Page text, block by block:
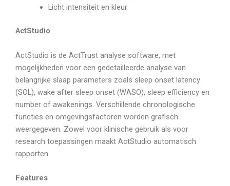
Licht intensiteit en kleur
ActStudio
ActStudio is de ActTrust analyse software, met
mogelijkheden voor een gedetailleerde analyse van
belangrijke slaap parameters zoals sleep onset latency
(SOL), wake after sleep onset (WASO), sleep efficiency en
number of awakenings. Verschillende chronologische
functies en omgevingsfactoren worden grafisch
weergegeven. Zowel voor klinische gebruik als voor
research toepassingen maakt ActStudio automatisch
rapporten.
Features